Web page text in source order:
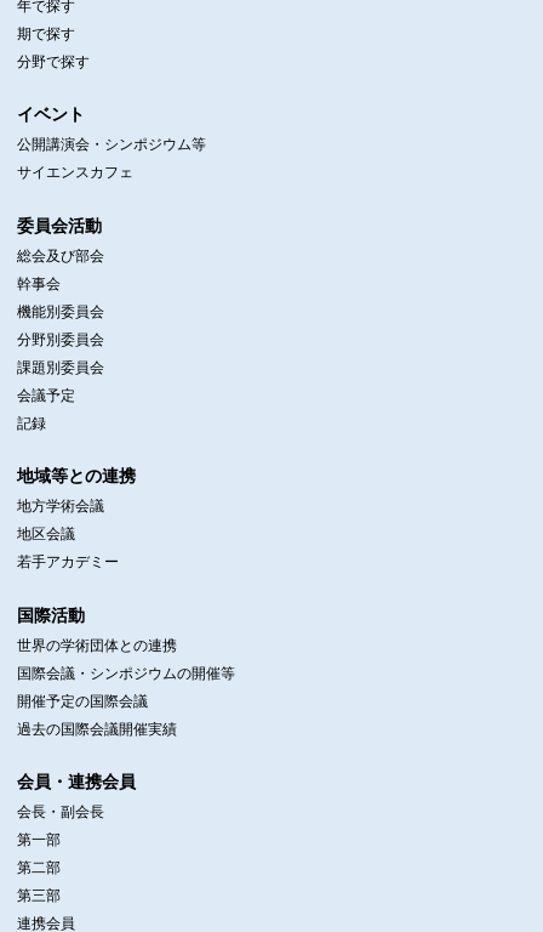
年で探す
期で探す
分野で探す
イベント
公開講演会・シンポジウム等
サイエンスカフェ
委員会活動
総会及び部会
幹事会
機能別委員会
分野別委員会
課題別委員会
会議予定
記録
地域等との連携
地方学術会議
地区会議
若手アカデミー
国際活動
世界の学術団体との連携
国際会議・シンポジウムの開催等
開催予定の国際会議
過去の国際会議開催実績
会員・連携会員
会長・副会長
第一部
第二部
第三部
連携会員